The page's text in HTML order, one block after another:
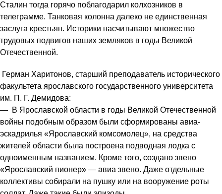
Сталин тогда горячо поблагодарил колхозников в
телеграмме. Танковая колонна далеко не единственная
заслуга крестьян. Историки насчитывают множество
трудовых подвигов наших земляков в годы Великой
Отечественной.
Герман Харитонов, старший преподаватель исторического
факультета ярославского государственного университета
им. П. Г. Демидова:
— В Ярославской области в годы Великой Отечественной
войны подобным образом были сформированы авиа-
эскадрилья «Ярославский комсомолец», на средства
жителей области была построена подводная лодка с
одноименным названием. Кроме того, создано звено
«Ярославский пионер» — авиа звено. Даже отдельные
коллективы собирали на пушку или на вооружение роты